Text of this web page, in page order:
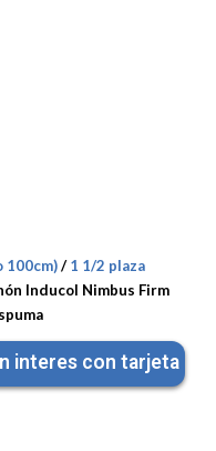
100cm)/1 1/2 plaza
Inducol Nimbus Firm
interes con tarjeta